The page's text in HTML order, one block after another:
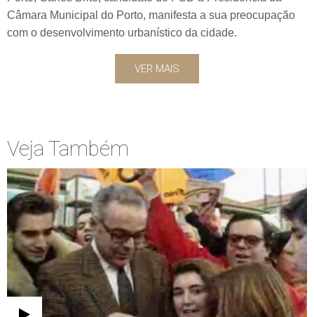
Câmara Municipal do Porto, manifesta a sua preocupação
com o desenvolvimento urbanístico da cidade.
VER MAIS
Veja Também